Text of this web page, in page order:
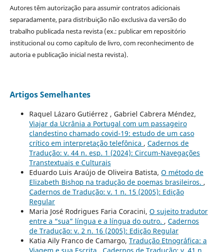
Autores têm autorização para assumir contratos adicionais
separadamente, para distribuição não exclusiva da versão do
trabalho publicada nesta revista (ex.: publicar em repositório
institucional ou como capítulo de livro, com reconhecimento de
autoria e publicação inicial nesta revista).
Artigos Semelhantes
Raquel Lázaro Gutiérrez , Gabriel Cabrera Méndez,
Viajar da Ucrânia a Portugal com um passageiro
clandestino chamado covid-19: estudo de um caso
crítico em interpretação telefônica , Cadernos de
Tradução: v. 44 n. esp. 1 (2024): Circum-Navegações
Transtextuais e Culturais
Eduardo Luis Araújo de Oliveira Batista, O método de
Elizabeth Bishop na tradução de poemas brasileiros. ,
Cadernos de Tradução: v. 1 n. 15 (2005): Edição
Regular
Maria José Rodrigues Faria Coracini, O sujeito tradutor
entre a “sua” língua e a língua do outro. , Cadernos
de Tradução: v. 2 n. 16 (2005): Edição Regular
Katia Aily Franco de Camargo, Tradução Etnogr´´afica: a